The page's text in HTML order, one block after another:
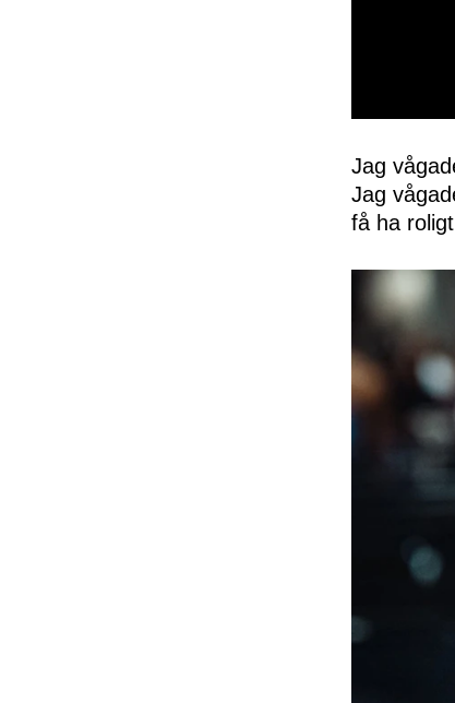
of
50
seconds
0%
Jag
Jag
få ha